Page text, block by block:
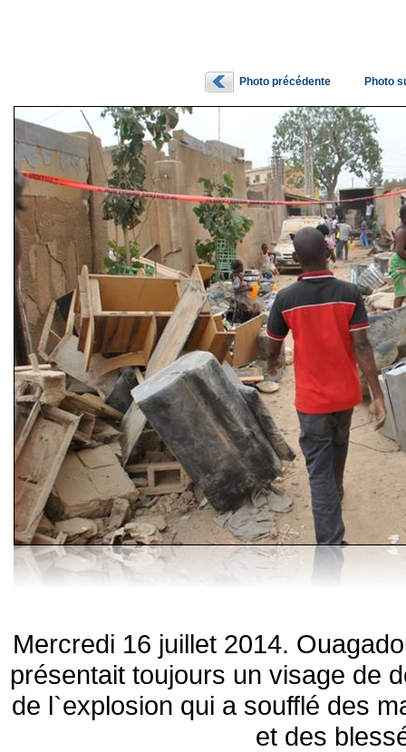
Photo précédente Photo
Mercredi 16 juillet 2014.
présentait toujours un visage de
de l`explosion qui a soufflé des
et des